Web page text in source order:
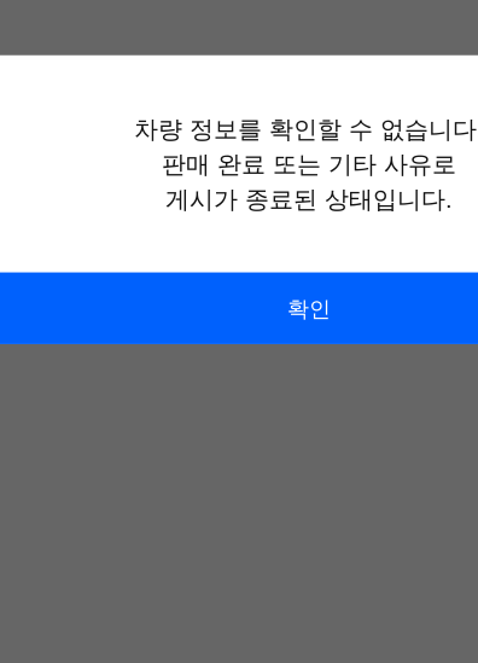
차량 정보를 확인할 수 없습니다.
판매 완료 또는 기타 사유로
게시가 종료된 상태입니다.
확인